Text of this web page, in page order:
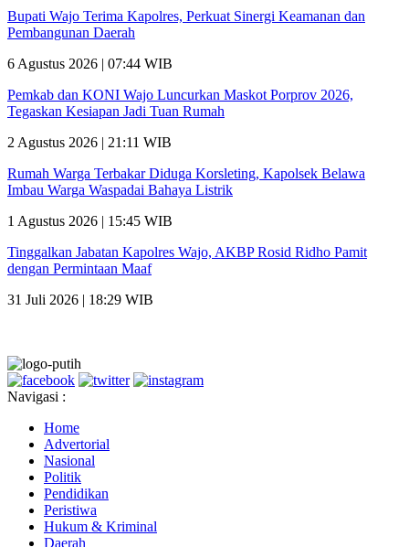
Bupati Wajo Terima Kapolres, Perkuat Sinergi Keamanan dan
Pembangunan Daerah
6 Agustus 2026 | 07:44 WIB
Pemkab dan KONI Wajo Luncurkan Maskot Porprov 2026,
Tegaskan Kesiapan Jadi Tuan Rumah
2 Agustus 2026 | 21:11 WIB
Rumah Warga Terbakar Diduga Korsleting, Kapolsek Belawa
Imbau Warga Waspadai Bahaya Listrik
1 Agustus 2026 | 15:45 WIB
Tinggalkan Jabatan Kapolres Wajo, AKBP Rosid Ridho Pamit
dengan Permintaan Maaf
31 Juli 2026 | 18:29 WIB
Navigasi :
Home
Advertorial
Nasional
Politik
Pendidikan
Peristiwa
Hukum & Kriminal
Daerah